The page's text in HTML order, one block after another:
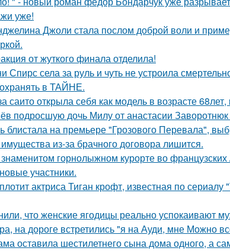
уже!
Джоли стала послом доброй воли и
от жуткого финала отделила!
Спирс села за руль и чуть не устроила
в ТАЙНЕ.
саито открыла себя как модель в возрасте
подросшую дочь Милу от анастасии Заворотнюк
блистала на премьере "Грозового Перевала",
из-за брачного договора лишится.
горнолыжном курорте во
участники.
актриса Тиган крофт, известная по
что женские ягодицы реально успокаивают
на дороге встретились "я на Ауди, мне Можно
оставила шестилетнего сына дома одного, а